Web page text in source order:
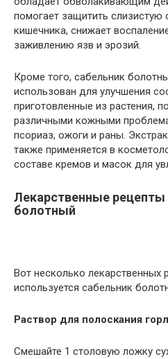
помогает защитить слизистую
кишечника, снижает
заживлению язв и эрозий.
Кроме того, сабельник
использован для улучшения
приготовленные из растения,
различными кожными
псориаз, ожоги и раны.
также применяется в
составе кремов и масок для
Лекарственные рецепты
болотный
Вот несколько лекарственных
используется сабельник
Раствор для полоскания
Смешайте 1 столовую ложку